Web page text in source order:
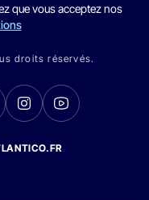
que vous acceptez nos
droits réservés.